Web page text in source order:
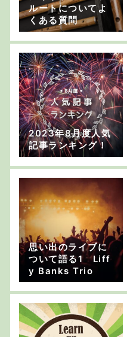
ルートについてよ
くある質問
2023年8月度人気
記事ランキング！
思い出のライブに
ついて語る1 Liff
y Banks Trio